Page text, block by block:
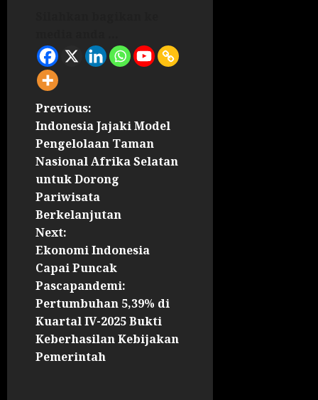
Previous:
Indonesia Jajaki Model
Pengelolaan Taman
Nasional Afrika Selatan
untuk Dorong
Pariwisata
Berkelanjutan
Next:
Ekonomi Indonesia
Capai Puncak
Pascapandemi:
Pertumbuhan 5,39% di
Kuartal IV-2025 Bukti
Keberhasilan Kebijakan
Pemerintah